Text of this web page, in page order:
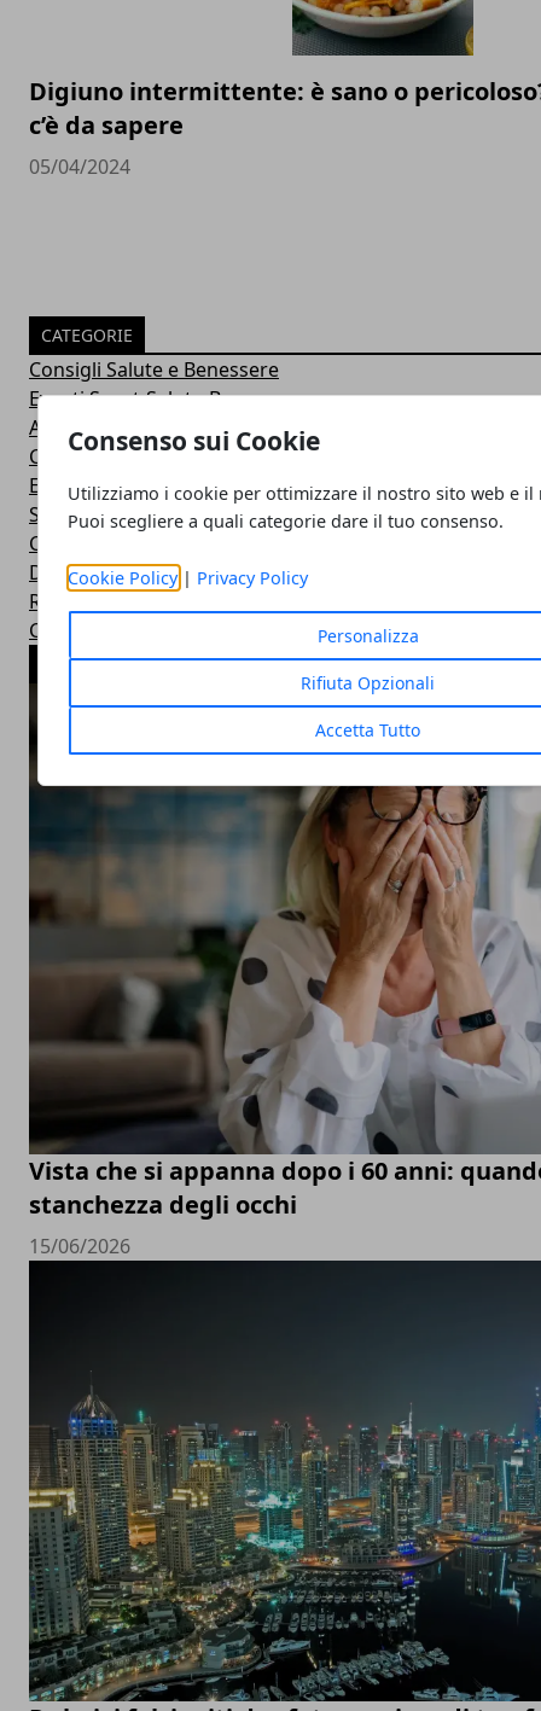
Consenso sui Cookie
Utilizziamo i cookie per ottimizzare il nostro sito web e il
Puoi scegliere a quali categorie dare il tuo consenso.
Cookie Policy| Privacy Policy
Personalizza
Rifiuta Opzionali
Accetta Tutto
Digiuno intermittente: è sano o
c’è da sapere
05/04/2024
CATEGORIE
Consigli Salute e Benessere
Eventi Sport-Salute-Benessere
Alimentazione e Salute
Consigli e Prodotti Bellezza
Esercizi Ginnastica in Casa
Sintomi Malattie e Cura
Centri Benessere Spa e Terme
Dieta per Dimagrire
Ricette Dietetiche Light
Corsi Fitness in Palestra
ARTICOLI POPOLARI
Vista che si appanna dopo i 60 anni:
stanchezza degli occhi
15/06/2026